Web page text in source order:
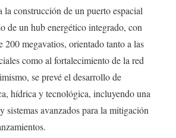
la construcción de un puerto espacial
de un hub energético integrado, con
200 megavatios, orientado tanto a las
como al fortalecimiento de la red
se prevé el desarrollo de
hídrica y tecnológica, incluyendo una
sistemas avanzados para la mitigación